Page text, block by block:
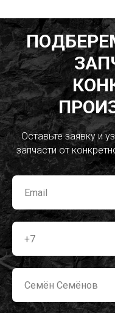
Оставьте заявку и
запчасти от